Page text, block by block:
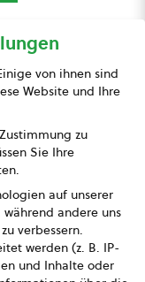
von ihnen sind
Website und Ihre
zu
Sie Ihre
auf unserer
andere uns
verbessern.
werden (z. B. IP-
und Inhalte oder